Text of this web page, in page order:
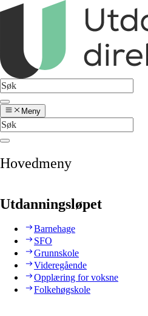
Meny
Hovedmeny
Utdanningsløpet
Barnehage
SFO
Grunnskole
Videregående
Opplæring for voksne
Folkehøgskole